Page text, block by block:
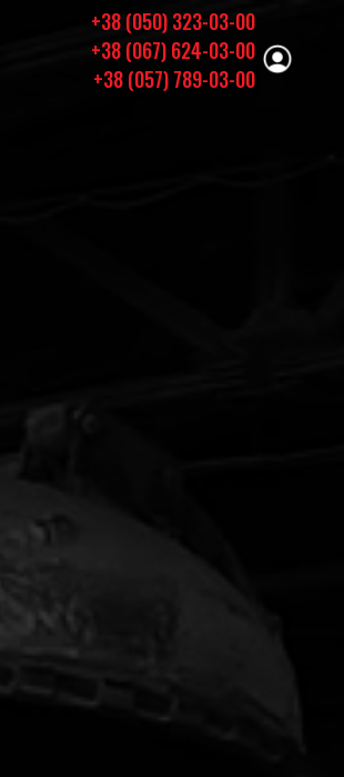
+38 (050) 323-03-00
+38 (067) 624-03-00
+38 (057) 789-03-00